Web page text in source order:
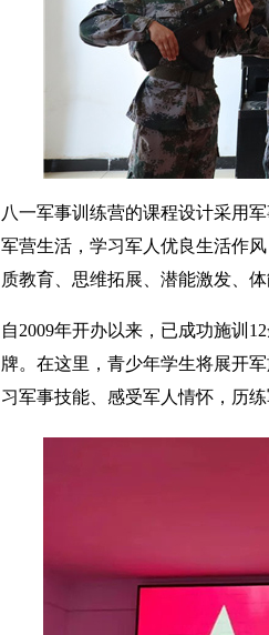
八一军事训练营的课程设计采用
军营生活，学习军人优良生活作
质教育、思维拓展、潜能激发、体
自2009年开办以来，已成功施训
牌。在这里，青少年学生将展开
习军事技能、感受军人情怀，历